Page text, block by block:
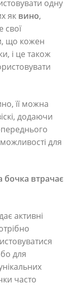
одну
як вино,
свої
що кожен
і це також
її можна
додаючи
для
бочка втрачає
активні
для
часто